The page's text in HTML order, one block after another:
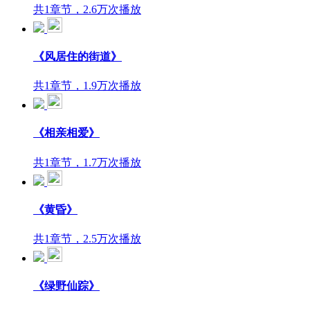
共1章节，2.6万次播放
《风居住的街道》
共1章节，1.9万次播放
《相亲相爱》
共1章节，1.7万次播放
《黄昏》
共1章节，2.5万次播放
《绿野仙踪》